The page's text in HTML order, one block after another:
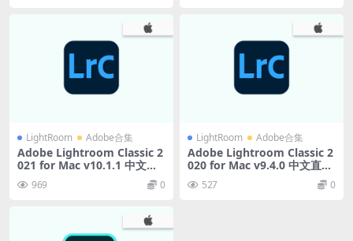
LightRoom Adobe合集
Adobe Lightroom Classic 2
021 for Mac v10.1.1 中文直
装版969 0
LightRoom Adobe合集
Adobe Lightroom Classic 2
020 for Mac v9.4.0 中文直装
版 527 0